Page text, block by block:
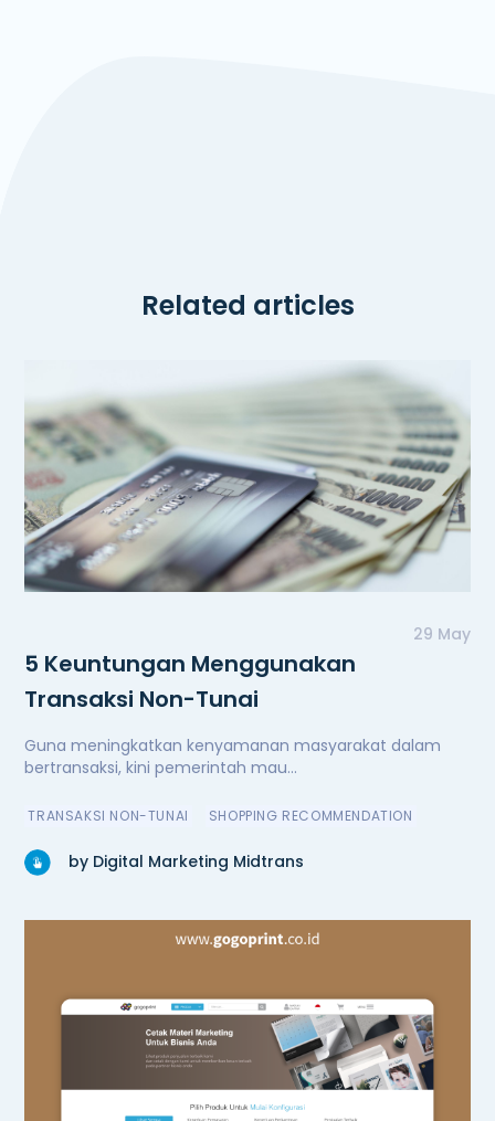
Related articles
29 May
5 Keuntungan Menggunakan
Transaksi Non-Tunai
Guna meningkatkan kenyamanan masyarakat dalam
bertransaksi, kini pemerintah mau...
TRANSAKSI NON-TUNAI SHOPPING RECOMMENDATION
by Digital Marketing Midtrans